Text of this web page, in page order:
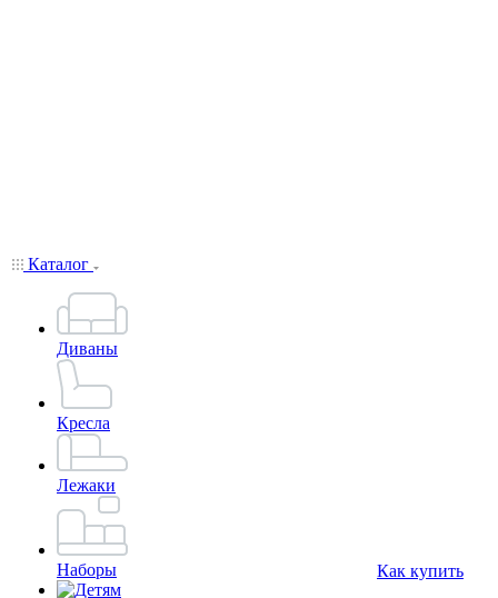
Каталог
Диваны
Кресла
Лежаки
Наборы
Как купить